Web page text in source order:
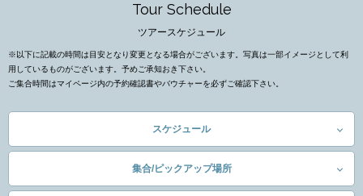
Tour Schedule
ツアースケジュール
※以下に記載の時間は目安となり変更となる場合がございます。写真は一部イメージとして利
用しているものがございます。予めご承知おき下さい。
ご集合時間はマイページ内の予約確認書やバウチャーを必ずご確認下さい。
スケジュール
集合/ピックアップ場所